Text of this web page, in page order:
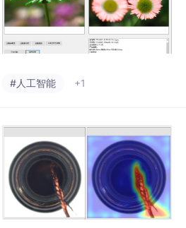
#人工智能 +1